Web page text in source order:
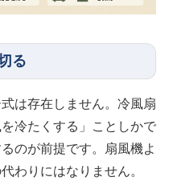
る
は存在しません。冷風扇
冷たくする」ことしかで
のが前提です。扇風機よ
わりにはなりません。